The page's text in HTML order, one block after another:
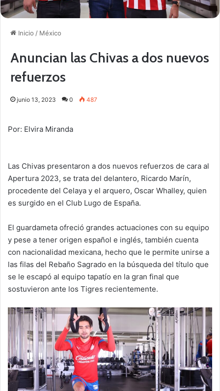
Inicio / México
Anuncian las Chivas a dos nuevos
refuerzos
junio 13, 2023 0 487
Por: Elvira Miranda
Las Chivas presentaron a dos nuevos refuerzos de cara al
Apertura 2023, se trata del delantero, Ricardo Marín,
procedente del Celaya y el arquero, Oscar Whalley, quien
es surgido en el Club Lugo de España.
El guardameta ofreció grandes actuaciones con su equipo
y pese a tener origen español e inglés, también cuenta
con nacionalidad mexicana, hecho que le permite unirse a
las filas del Rebaño Sagrado en la búsqueda del título que
se le escapó al equipo tapatío en la gran final que
sostuvieron ante los Tigres recientemente.